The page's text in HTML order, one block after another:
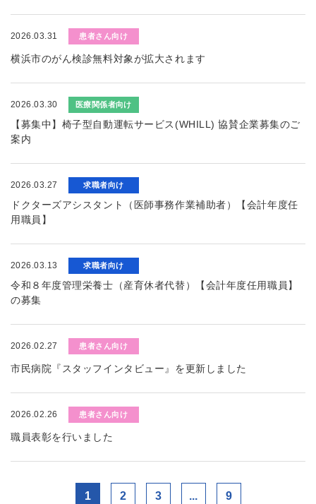
2026.03.31 患者さん向け
横浜市のがん検診無料対象が拡大されます
2026.03.30 医療関係者向け
【募集中】椅子型自動運転サービス(WHILL) 協賛企業募集のご
案内
2026.03.27 求職者向け
ドクターズアシスタント（医師事務作業補助者）【会計年度任
用職員】
2026.03.13 求職者向け
令和８年度管理栄養士（産育休者代替）【会計年度任用職員】
の募集
2026.02.27 患者さん向け
市民病院『スタッフインタビュー』を更新しました
2026.02.26 患者さん向け
職員表彰を行いました
1 2 3 ... 9